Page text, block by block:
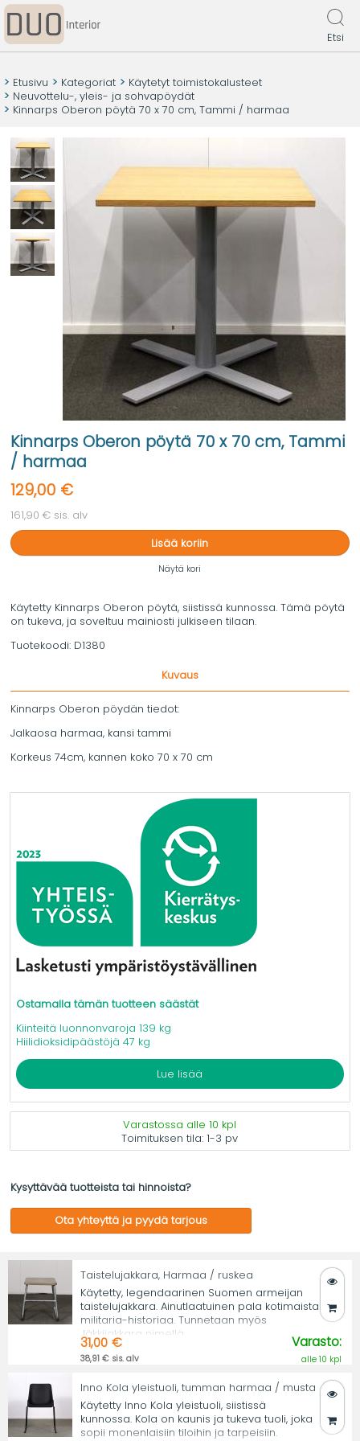
Etsi
Etusivu Kategoriat
Käytetyt toimistokalusteet
Neuvottelu-, yleis- ja sohvapöydät
Kinnarps Oberon pöytä 70 x 70 cm, Tammi / harmaa
Kinnarps Oberon pöytä 70 x 70 cm, Tammi
/ harmaa
129,00 €
161,90 € sis. alv
Lisää koriin
Näytä kori
Käytetty Kinnarps Oberon pöytä, siistissä kunnossa. Tämä pöytä
on tukeva, ja soveltuu mainiosti julkiseen tilaan.
Tuotekoodi: D1380
Kuvaus
Kinnarps Oberon pöydän tiedot:
Jalkaosa harmaa, kansi tammi
Korkeus 74cm, kannen koko 70 x 70 cm
Ostamalla tämän tuotteen säästät
Kiinteitä luonnonvaroja 139 kg
Hiilidioksidipäästöjä 47 kg
Lue lisää
Varastossa alle 10 kpl
Toimituksen tila:1-3 pv
Kysyttävää tuotteista tai hinnoista?
Ota yhteyttä ja pyydä tarjous
Taistelujakkara, Harmaa / ruskea
Käytetty, legendaarinen Suomen armeijan
taistelujakkara. Ainutlaatuinen pala kotimaista
militaria-historiaa. Tunnetaan myös
Jäkkijakkara nimellä.
31,00 €
38,91 € sis. alv
Varasto:
alle 10 kpl
Inno Kola yleistuoli, tumman harmaa / musta
Käytetty Inno Kola yleistuoli, siistissä
kunnossa. Kola on kaunis ja tukeva tuoli, joka
sopii monenlaisiin tiloihin ja tarpeisiin.